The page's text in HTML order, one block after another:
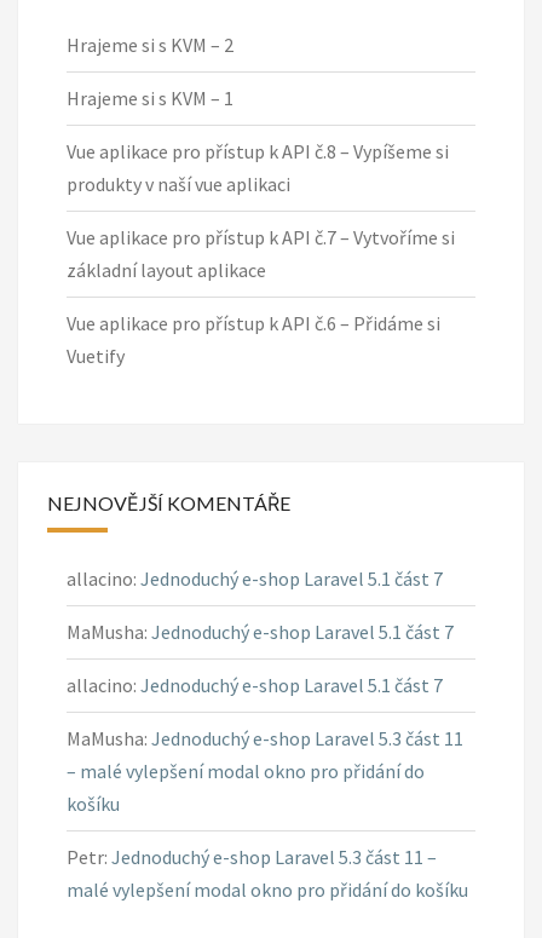
Hrajeme si s KVM – 2
Hrajeme si s KVM – 1
Vue aplikace pro přístup k API č.8 – Vypíšeme si
produkty v naší vue aplikaci
Vue aplikace pro přístup k API č.7 – Vytvoříme si
základní layout aplikace
Vue aplikace pro přístup k API č.6 – Přidáme si
Vuetify
NEJNOVĚJŠÍ KOMENTÁŘE
allacino: Jednoduchý e-shop Laravel 5.1 část 7
MaMusha: Jednoduchý e-shop Laravel 5.1 část 7
allacino: Jednoduchý e-shop Laravel 5.1 část 7
MaMusha: Jednoduchý e-shop Laravel 5.3 část 11
– malé vylepšení modal okno pro přidání do
košíku
Petr: Jednoduchý e-shop Laravel 5.3 část 11 –
malé vylepšení modal okno pro přidání do košíku